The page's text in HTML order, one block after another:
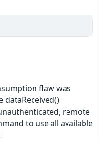
flaw was
remote
to use all available